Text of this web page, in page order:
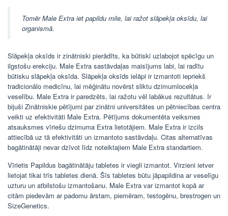
Tomēr Male Extra iet papildu mile, lai ražot slāpekļa oksīdu, lai
organismā.
Slāpekļa oksīds ir zinātniski pierādīts, ka būtiski uzlabojot spēcīgu un
ilgstošu erekciju. Male Extra sastāvdaļas maisījums labi, lai radītu
būtisku slāpekļa oksīda. Slāpekļa oksīds ielāpi ir izmantoti iepriekš
tradicionālo medicīnu, lai mēģinātu novērst sliktu dzimumlocekļa
veselību. Male Extra ir paredzēts, lai ražotu vēl labākus rezultātus. Ir
bijuši Zinātniskie pētījumi par zinātni universitātes un pētniecības centra
veikti uz efektivitāti Male Extra. Pētījums dokumentēta veiksmes
atsauksmes vīriešu dzimuma Extra lietotājiem. Male Extra ir izcils
attiecībā uz tā efektivitāti un izmantoto sastāvdaļu. Citas alternatīvas
bagātinātāji nevar dzīvot līdz noteiktajiem Male Extra standartiem.
Vīrietis Papildus bagātinātāju tabletes ir viegli izmantot. Virzieni ietver
lietojat tikai trīs tabletes dienā. Šīs tabletes būtu jāpapildina ar veselīgu
uzturu un atbilstošu izmantošanu. Male Extra var izmantot kopā ar
citām piedevām ar padomu ārstam, piemēram, testogēnu, brestrogen un
SizeGenetics.